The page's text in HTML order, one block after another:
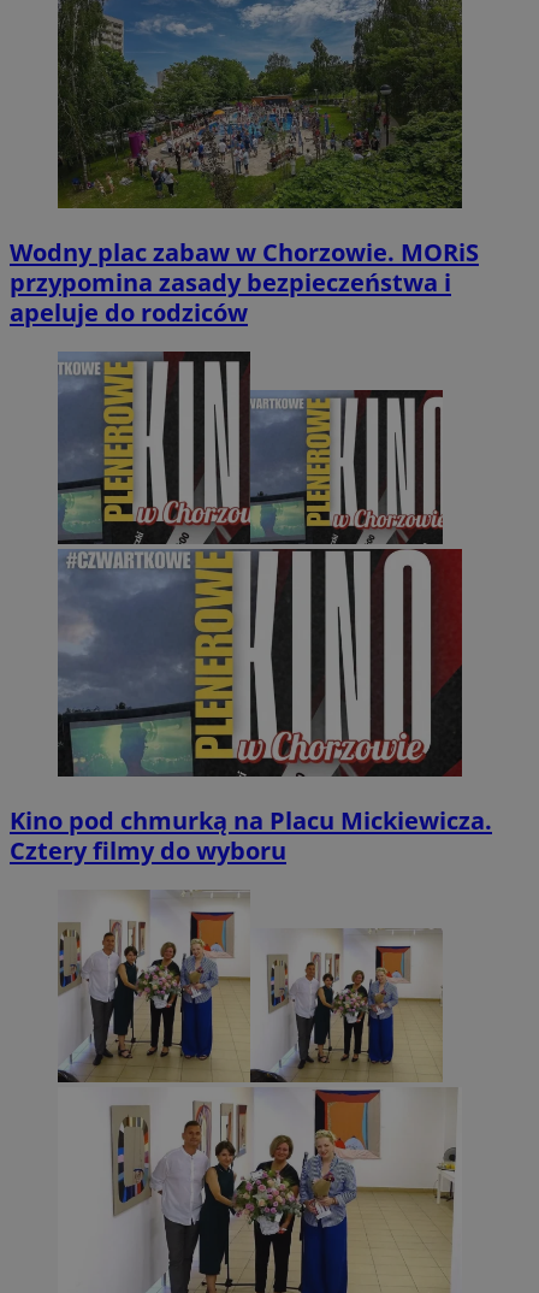
Wodny plac zabaw w Chorzowie. MORiS
przypomina zasady bezpieczeństwa i
apeluje do rodziców
Kino pod chmurką na Placu Mickiewicza.
Cztery filmy do wyboru